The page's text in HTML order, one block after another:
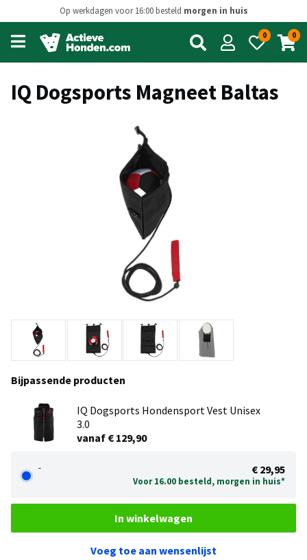
Op werkdagen voor 16:00 besteld morgen in huis
Open
main
menu
0 0
IQ Dogsports Magneet Baltas
Bijpassende producten
IQ Dogsports Hondensport Vest Unisex
3.0
vanaf € 129,90
- € 29,95
Voor 16.00 besteld, morgen in huis*
In winkelwagen
Voeg toe aan wensenlijst